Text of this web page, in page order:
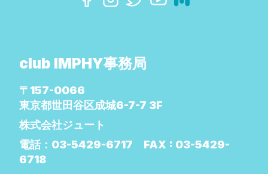
club IMPHY事務局
〒157-0066
東京都世田谷区成城6-7-7 3F
株式会社ジュート
電話： 03-5429-6717 FAX : 03-5429-
6718